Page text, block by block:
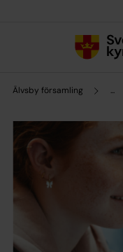
Älvsby församling ...